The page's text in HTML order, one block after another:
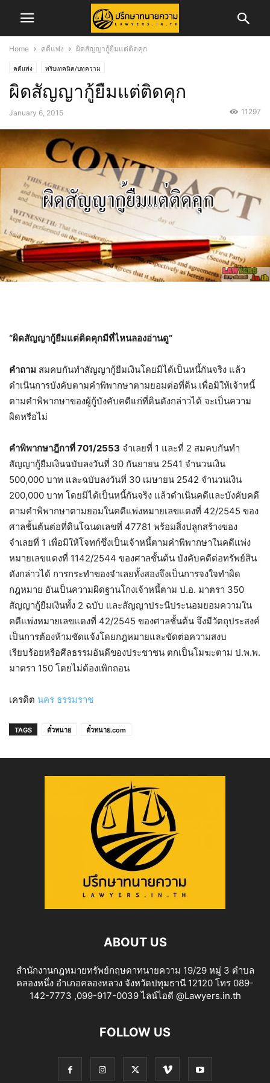
Home คดีแพ่ง ผิดสัญญากู้ยืมแต่ติดคุก
คดีแพ่ง ทริบเทคนิค/บทความ
ผิดสัญญากู้ยืมแต่ติดคุก
January 6, 2015 11297
“ผิดสัญญากู้ยืมแต่ติดคุกมีที่ไหนลองอ่านดู”
คำถาม สมคบกันทำสัญญากู้ยืมเงินโดยมิได้เป็นหนี้กันจริง แล้ว
ดำเนินการบังคับตามคำพิพากษาตามยอมต่อที่ดิน เพื่อมิให้เจ้าหนี้
ตามคำพิพากษาของผู้กู้บังคับคดีแก่ที่ดินดังกล่าวได้ จะเป็นความ
ผิดหรือไม่
คำพิพากษาฎีกาที่ 701/2553 จำเลยที่ 1 และที่ 2 สมคบกันทำ
สัญญากู้ยืมเงินฉบับลงวันที่ 30 กันยายน 2541 จำนวนเงิน
500,000 บาท และฉบับลงวันที่ 30 เมษายน 2542 จำนวนเงิน
200,000 บาท โดยมิได้เป็นหนี้กันจริง แล้วดำเนินคดีและบังคับคดี
ตามคำพิพากษาตามยอมในคดีแพ่งหมายเลขแดงที่ 42/2545 ของ
ศาลชั้นต้นต่อที่ดินโฉนดเลขที่ 47781 พร้อมสิ่งปลูกสร้างของ
จำเลยที่ 1 เพื่อมิให้โจทก์ซึ่งเป็นเจ้าหนี้ตามคำพิพากษาในคดีแพ่ง
หมายเลขแดงที่ 1142/2544 ของศาลชั้นต้น บังคับคดีต่อทรัพย์สิน
ดังกล่าวได้ การกระทำของจำเลยทั้งสองจึงเป็นการจงใจทำผิด
กฎหมาย อันเป็นความผิดฐานโกงเจ้าหนี้ตาม ป.อ. มาตรา 350
สัญญากู้ยืมเงินทั้ง 2 ฉบับ และสัญญาประนีประนอมยอมความใน
คดีแพ่งหมายเลขแดงที่ 42/2545 ของศาลชั้นต้น จึงมีวัตถุประสงค์
เป็นการต้องห้ามชัดแจ้งโดยกฎหมายและขัดต่อความสงบ
เรียบร้อยหรือศีลธรรมอันดีของประชาชน ตกเป็นโมฆะตาม ป.พ.พ.
มาตรา 150 โดยไม่ต้องเพิกถอน
เครดิต นคร ธรรมราช
TAGS ตั๋วทนาย ตั๋วทนาย.com
ABOUT US
สำนักงานกฎหมายทรัพย์กฤษดาทนายความ 19/29 หมู่ 3 ตำบล
คลองหนึ่ง อำเภอคลองหลวง จังหวัดปทุมธานี 12120 โทร 089-
142-7773 ,099-917-0039 ไลน์ไอดี @Lawyers.in.th
FOLLOW US